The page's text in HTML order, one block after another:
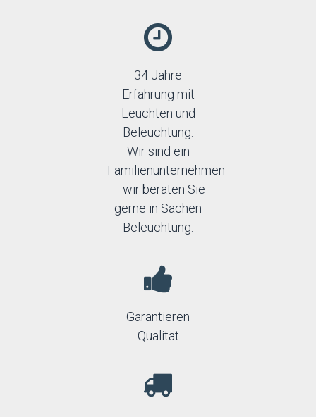
34 Jahre
Erfahrung mit
Leuchten und
Beleuchtung.
Wir sind ein
Familienunternehmen
– wir beraten Sie
gerne in Sachen
Beleuchtung.
Garantieren
Qualität